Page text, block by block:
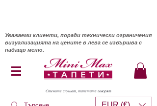
Уважаеми клиенти, поради технически ограничения
визуализацията на цените в лева се извършва с
падащо меню.
Стените слушат, тапетите говорят